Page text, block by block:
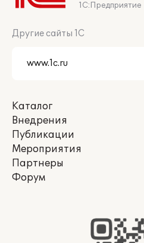
1С:Предприятие
Другие сайты 1С
Каталог
Внедрения
Публикации
Мероприятия
Партнеры
Форум